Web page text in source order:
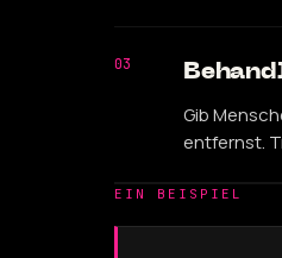
03
Gib
entfernst.
EIN BEISPIEL